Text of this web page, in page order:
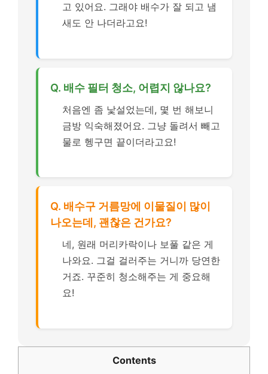
고 있어요. 그래야 배수가 잘 되고 냄
새도 안 나더라고요!
Q. 배수 필터 청소, 어렵지 않나요?
처음엔 좀 낯설었는데, 몇 번 해보니
금방 익숙해졌어요. 그냥 돌려서 빼고
물로 헹구면 끝이더라고요!
Q. 배수구 거름망에 이물질이 많이
나오는데, 괜찮은 건가요?
네, 원래 머리카락이나 보풀 같은 게
나와요. 그걸 걸러주는 거니까 당연한
거죠. 꾸준히 청소해주는 게 중요해
요!
Contents